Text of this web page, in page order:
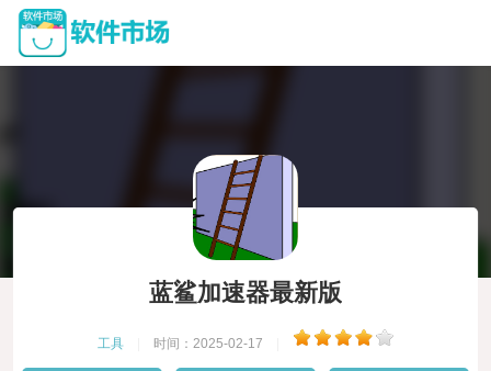
蓝鲨加速器最新版
工具 时间：2025-02-17